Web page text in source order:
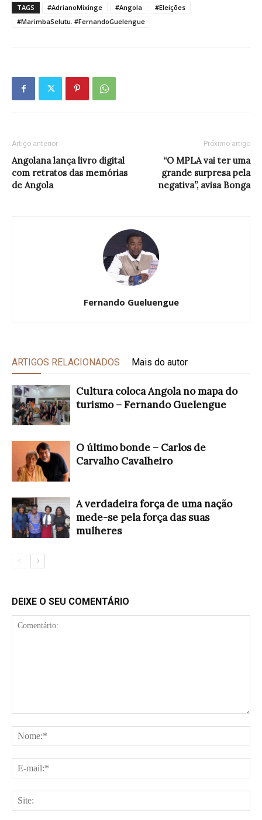
TAGS #AdrianoMixinge #Angola
#Eleições
#MarimbaSelutu. #FernandoGuelengue
Artigo anterior
Angolana lança livro digital
com retratos das memórias
de Angola
Próximo artigo
“O MPLA vai ter uma
grande surpresa pela
negativa”, avisa Bonga
Fernando Gueluengue
ARTIGOS RELACIONADOS Mais do autor
Cultura coloca Angola no mapa do
turismo – Fernando Guelengue
O último bonde – Carlos de
Carvalho Cavalheiro
A verdadeira força de uma nação
mede-se pela força das suas
mulheres
DEIXE O SEU COMENTÁRIO